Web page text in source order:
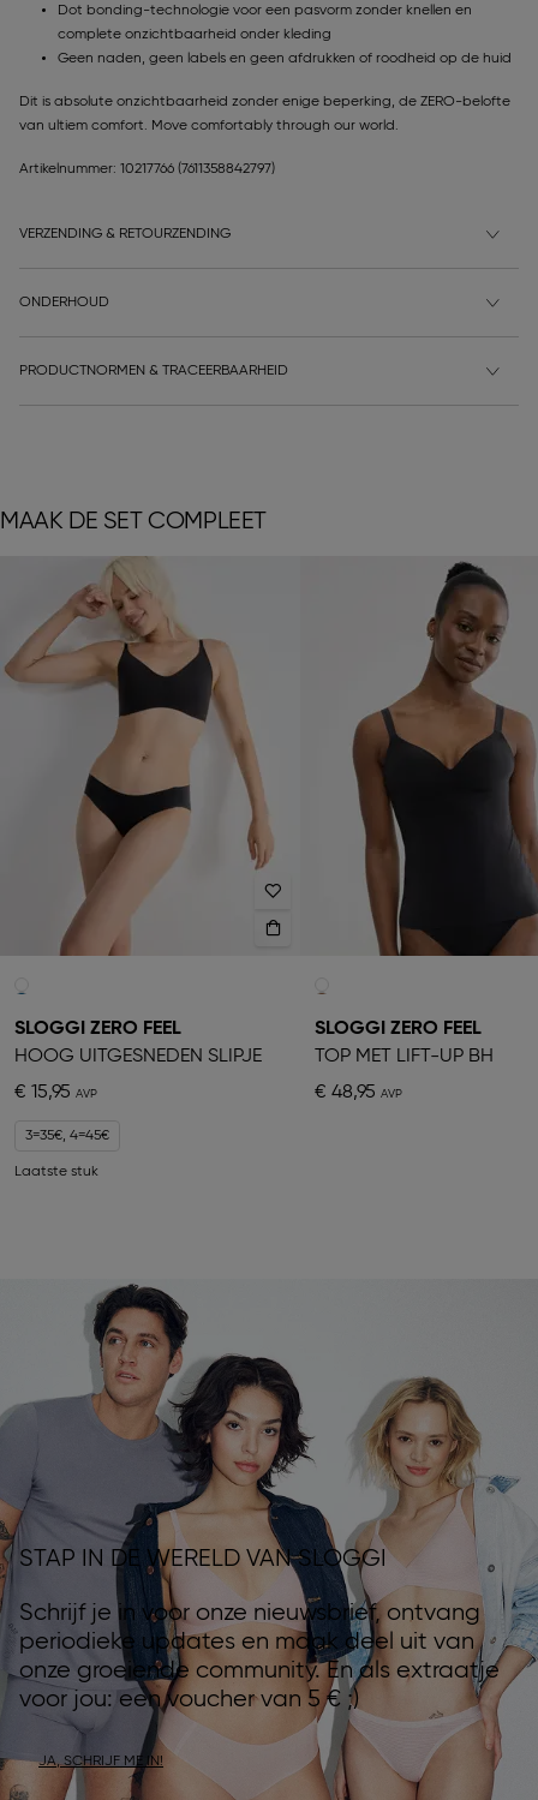
Dot bonding-technologie voor een pasvorm zonder knellen en
complete onzichtbaarheid onder kleding
Geen naden, geen labels en geen afdrukken of roodheid op de huid
Dit is absolute onzichtbaarheid zonder enige beperking, de ZERO-belofte
van ultiem comfort. Move comfortably through our world.
Artikelnummer: 10217766 (7611358842797)
VERZENDING & RETOURZENDING
ONDERHOUD
PRODUCTNORMEN & TRACEERBAARHEID
MAAK DE SET COMPLEET
SLOGGI ZERO FEEL
HOOG UITGESNEDEN SLIPJE
€ 15,95
3=35€, 4=45€
Laatste stuk
SLOGGI ZERO FEEL
TOP MET LIFT-UP BH
€ 48,95
STAP IN DE WERELD VAN SLOGGI
Schrijf je in voor onze nieuwsbrief, ontvang
periodieke updates en maak deel uit van
onze groeiende community. En als extraatje
voor jou: een voucher van 5 € ;)
JA, SCHRIJF ME IN!